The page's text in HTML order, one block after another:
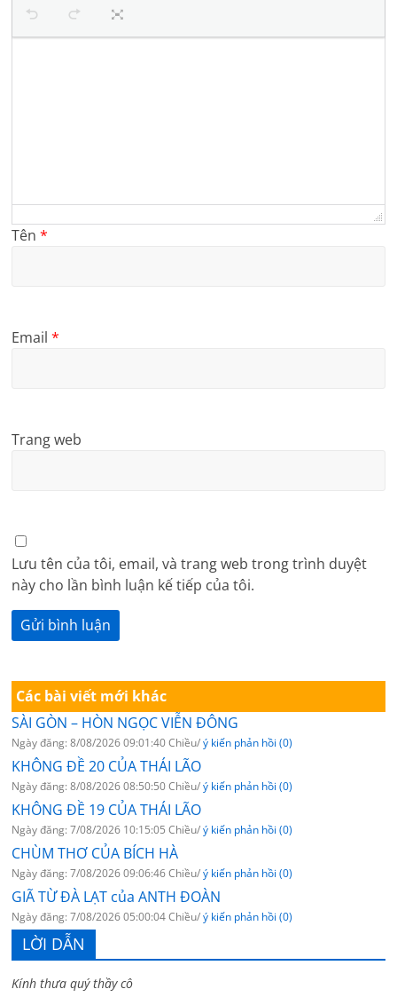
Tên*
Email*
Trang web
Lưu tên của tôi, email, và trang web trong trình duyệt
này cho lần bình luận kế tiếp của tôi.
Các bài viết mới khác
SÀI GÒN – HÒN NGỌC VIỄN ĐÔNG
Ngày đăng: 8/08/2026 09:01:40 Chiều/ý kiến phản hồi (0)
KHÔNG ĐỀ 20 CỦA THÁI LÃO
Ngày đăng: 8/08/2026 08:50:50 Chiều/ý kiến phản hồi (0)
KHÔNG ĐỀ 19 CỦA THÁI LÃO
Ngày đăng: 7/08/2026 10:15:05 Chiều/ý kiến phản hồi (0)
CHÙM THƠ CỦA BÍCH HÀ
Ngày đăng: 7/08/2026 09:06:46 Chiều/ý kiến phản hồi (0)
GIÃ TỪ ĐÀ LẠT của ANTH ĐOÀN
Ngày đăng: 7/08/2026 05:00:04 Chiều/ý kiến phản hồi (0)
LỜI DẪN
Kính thưa quý thầy cô